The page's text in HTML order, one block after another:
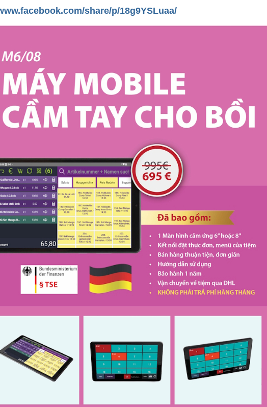
share/p/18g9YSLuaa/